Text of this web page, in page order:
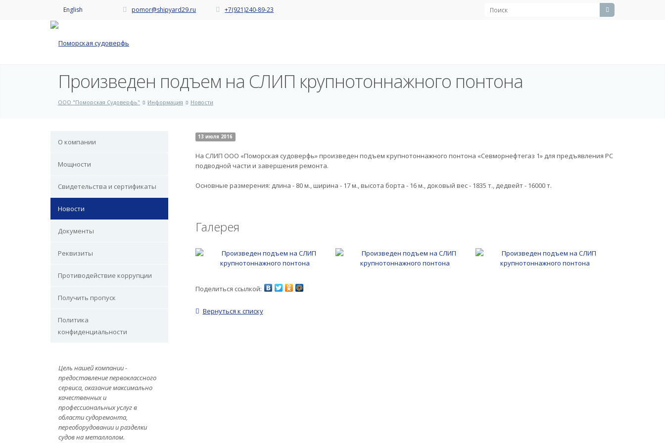
English pomor@shipyard29.ru +7(921)240-89-23
Произведен подъем на СЛИП крупнотоннажного понтона
ООО "Поморская Судоверфь" Информация Новости
О компании
Мощности
Свидетельства и сертификаты
Новости
Документы
Реквизиты
Противодействие коррупции
Получить пропуск
Политика
конфиденциальности
Цель нашей компании -
предоставление первоклассного
сервиса, оказание максимально
качественных и
профессиональных услуг в
области судоремонта,
переоборудовании и разделки
судов на металлолом.
13 июля 2016
На СЛИП ООО «Поморская судоверфь» произведен подъем крупнотоннажного понтона «Севморнефтегаз 1» для предъявления РС
подводной части и завершения ремонта.
Основные размерения: длина - 80 м., ширина - 17 м., высота борта - 16 м., доковый вес - 1835 т., дедвейт - 16000 т.
Галерея
Поделиться ссылкой:
Вернуться к списку